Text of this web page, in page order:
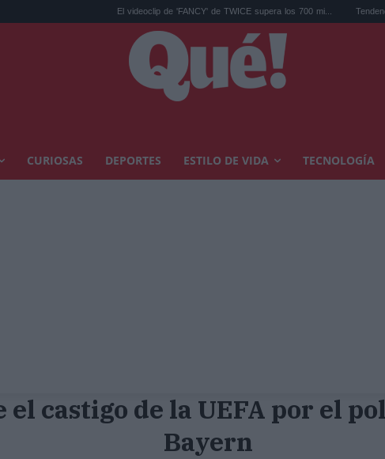
El videoclip de 'FANCY' de TWICE supera los 700 mi... Tendencias
CURIOSAS DEPORTES ESTILO DE VIDA TECNOLOGÍA
castigo de la UEFA por el
Bayern